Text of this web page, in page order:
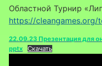
Областной Турнир
https://cleangames.org/
22.09.23 Презентация для
pptx
Скачать